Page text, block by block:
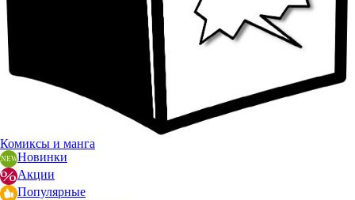
Комиксы и манга
Новинки
Акции
Популярные